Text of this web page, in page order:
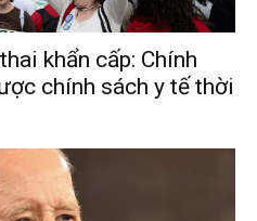
khẩn cấp: Chính
chính sách y tế thời